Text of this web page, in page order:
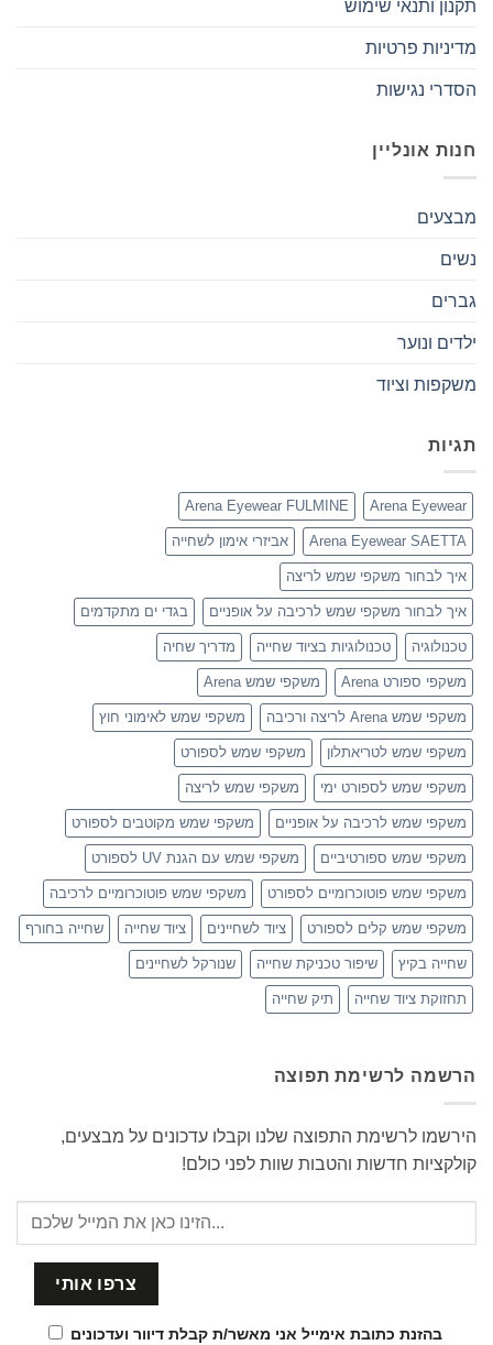
תקנון ותנאי שימוש
מדיניות פרטיות
הסדרי נגישות
חנות אונליין
מבצעים
נשים
גברים
ילדים ונוער
משקפות וציוד
תגיות
Arena Eyewear
Arena Eyewear FULMINE
Arena Eyewear SAETTA אביזרי אימון לשחייה
איך לבחור משקפי שמש לריצה
איך לבחור משקפי שמש לרכיבה על אופניים בגדי ים מתקדמים
טכנולוגיה טכנולוגיות בציוד שחייה מדריך שחיה
משקפי ספורט Arena משקפי שמש Arena
משקפי שמש Arena לריצה ורכיבה משקפי שמש לאימוני חוץ
משקפי שמש לטריאתלון משקפי שמש לספורט
משקפי שמש לספורט ימי משקפי שמש לריצה
משקפי שמש לרכיבה על אופניים משקפי שמש מקוטבים לספורט
משקפי שמש ספורטיביים משקפי שמש עם הגנת UV לספורט
משקפי שמש פוטוכרומיים לספורט משקפי שמש פוטוכרומיים לרכיבה
משקפי שמש קלים לספורט ציוד לשחיינים ציוד שחייה שחייה בחורף
שחייה בקיץ שיפור טכניקת שחייה שנורקל לשחיינים
תחזוקת ציוד שחייה תיק שחייה
הרשמה לרשימת תפוצה
הירשמו לרשימת התפוצה שלנו וקבלו עדכונים על מבצעים,
קולקציות חדשות והטבות שוות לפני כולם!
בהזנת כתובת אימייל אני מאשר/ת קבלת דיוור ועדכונים